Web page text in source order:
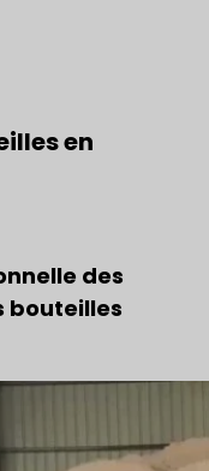
en
des
bouteilles